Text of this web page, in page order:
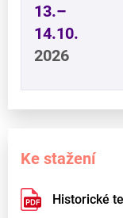
13.–
14.10.
2026
Ke stažení
Historické